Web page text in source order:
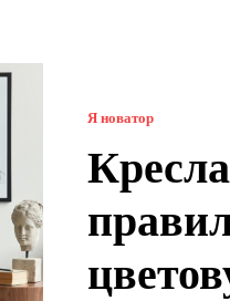
Я новатор